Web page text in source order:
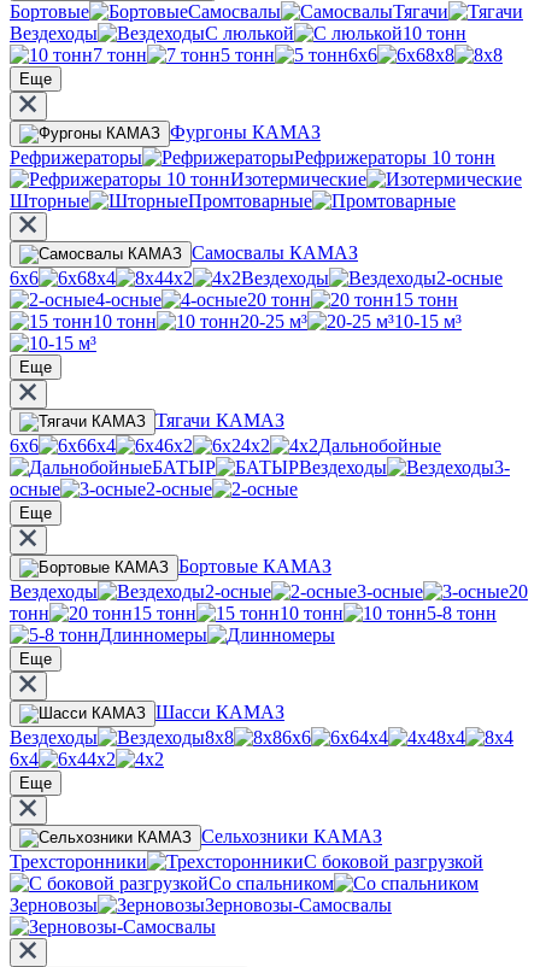
Бортовые
Самосвалы
Тягачи
Вездеходы
С люлькой
10 тонн
7 тонн
5 тонн 6х6 8х8
Еще
Фургоны КАМАЗ
Рефрижераторы
Рефрижераторы 10 тонн
Изотермические
Шторные
Промтоварные
Самосвалы КАМАЗ
6х6
8х4 4х2 Вездеходы
2-осные
4-осные
20 тонн
15 тонн
10 тонн
20-25 м³ 10-15 м³
Еще
Тягачи КАМАЗ
6х6
6х4 6х2 4х2
Дальнобойные
БАТЫР
Вездеходы
3-
осные
2-осные
Еще
Бортовые КАМАЗ
Вездеходы
2-осные 3-осные
20
тонн
15 тонн 10 тонн
5-8 тонн
Длинномеры
Еще
Шасси КАМАЗ
Вездеходы
8х8 6х6 4х4
8х4
6х4
4х2
Еще
Сельхозники КАМАЗ
Трехсторонники
С боковой разгрузкой
Со спальником
Зерновозы
Зерновозы-Самосвалы